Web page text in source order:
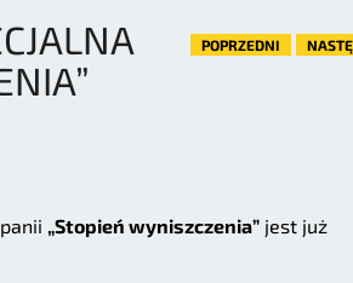
POPRZEDNI
„Stopień wyniszczenia” jest już